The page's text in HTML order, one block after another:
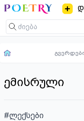
ემისრული
#ლექსები